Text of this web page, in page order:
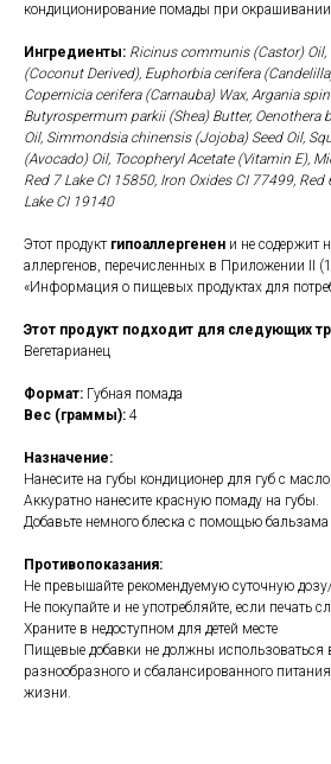
кондиционирование помады при
Ингредиенты: Ricinus communis (Castor)
(Coconut Derived), Euphorbia cerifera
Copernicia cerifera (Carnauba) Wax, Argania
Butyrospermum parkii (Shea) Butter, Oenothera
Oil, Simmondsia chinensis (Jojoba) Seed Oil,
(Avocado) Oil, Tocopheryl Acetate (Vitamin E),
Red 7 Lake CI 15850, Iron Oxides CI 77499, Red
Lake CI 19140
Этот продукт гипоаллергенен и не содержит
аллергенов, перечисленных в Приложении II
«Информация о пищевых продуктах для
Этот продукт подходит для следующих
Вегетарианец
Формат: Губная помада
Вес (граммы): 4
Назначение:
Нанесите на губы кондиционер для губ с
Аккуратно нанесите красную помаду на губы.
Добавьте немного блеска с помощью
Противопоказания:
Не превышайте рекомендуемую суточную
Не покупайте и не употребляйте, если печать
Храните в недоступном для детей месте
Пищевые добавки не должны использоваться
разнообразного и сбалансированного
жизни.